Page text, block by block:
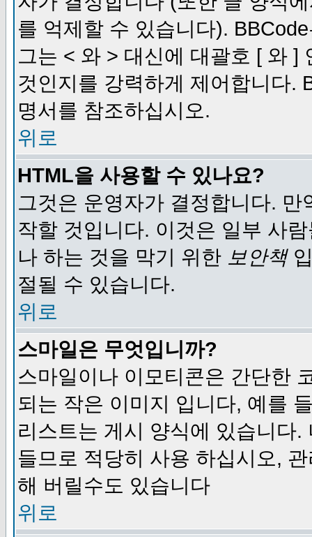
를 억제할 수 있습니다).
그는 < 와 > 대신에 대괄호 [ 와 ]
것인지를 강력하게 제어합니다.
명서를 참조하십시오.
위로
HTML을 사용할 수 있나요?
그것은 운영자가 결정합니다.
작할 것입니다. 이것은 일부 사
나 하는 것을 막기 위한 보안책
절될 수 있습니다.
위로
스마일은 무엇입니까?
스마일이나 이모티콘은 간단한
되는 작은 이미지 입니다, 예를
리스트는 게시 양식에 있습니다
들므로 적당히 사용 하십시오,
해 버릴수도 있습니다
위로